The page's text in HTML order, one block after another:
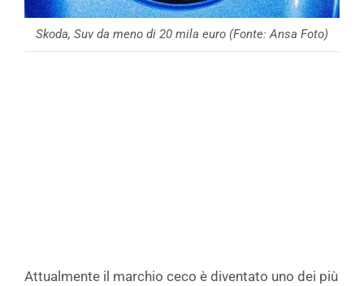
Skoda, Suv da meno di 20 mila euro (Fonte: Ansa Foto)
Attualmente il marchio ceco è diventato uno dei più